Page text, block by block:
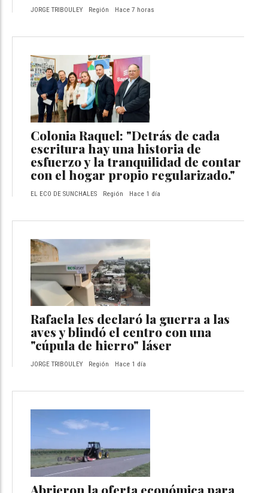
JORGE TRIBOULEY Región Hace 7 horas
Colonia Raquel: "Detrás de cada
escritura hay una historia de
esfuerzo y la tranquilidad de contar
con el hogar propio regularizado."
EL ECO DE SUNCHALES Región Hace 1 día
Rafaela les declaró la guerra a las
aves y blindó el centro con una
"cúpula de hierro" láser
JORGE TRIBOULEY Región Hace 1 día
Abrieron la oferta económica para